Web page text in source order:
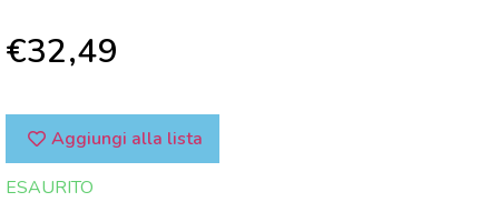
€32,49
Aggiungi alla lista
ESAURITO